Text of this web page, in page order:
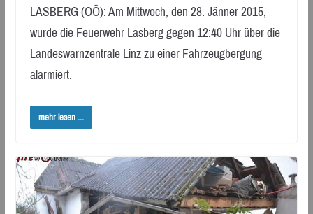
LASBERG (OÖ): Am Mittwoch, den 28. Jänner 2015,
wurde die Feuerwehr Lasberg gegen 12:40 Uhr über die
Landeswarnzentrale Linz zu einer Fahrzeugbergung
alarmiert.
mehr lesen ...